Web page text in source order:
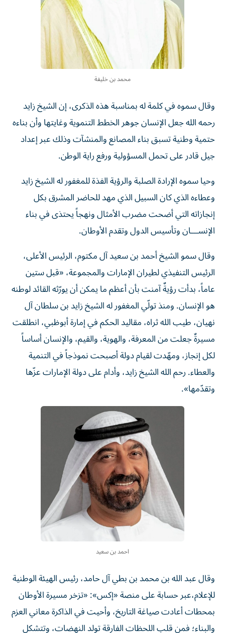
محمد بن خليفة
وقال سموه في كلمة له بمناسبة هذه الذكرى، إن الشيخ زايد
رحمه الله جعل الإنسان جوهر الخطط التنموية وغايتها وأن بناءه
حتمية وطنية تسبق بناء المصانع والمنشآت وذلك عبر إعداد
جيل قادر على تحمل المسؤولية ورفع راية الوطن.
وحيا سموه الإرادة الصلبة والرؤية الفذة للمغفور له الشيخ زايد
وعطاءه الذي كان السبيل الذي مهد للحاضر المشرق بكل
إنجازاته التي أضحت مضرب الأمثال ونهجاً يحتذى في بناء
الإنســـان وتأسيس الدول وتقدم الأوطان.
وقال سمو الشيخ أحمد بن سعيد آل مكتوم، الرئيس الأعلى،
الرئيس التنفيذي لطيران الإمارات والمجموعة، «قبل ستين
عاماً، بدأت رؤيةٌ آمنت بأن أعظم ما يمكن أن يورّثه القائد لوطنه
هو الإنسان. ومنذ تولّي المغفور له الشيخ زايد بن سلطان آل
نهيان، طيب الله ثراه، مقاليد الحكم في إمارة أبوظبي، انطلقت
مسيرةٌ جعلت من المعرفة، والهوية، والقيم، والإنسان أساساً
لكل إنجاز، ومهّدت لقيام دولة أصبحت نموذجاً في التنمية
والعطاء. رحم الله الشيخ زايد، وأدام على دولة الإمارات عزّها
وتقدّمها».
احمد بن سعيد
وقال عبد الله بن محمد بن بطي آل حامد، رئيس الهيئة الوطنية
للإعلام،عبر حسابة على منصة «إكس»: «تزخر مسيرة الأوطان
بمحطات أعادت صياغة التاريخ، وأحيت في الذاكرة معاني العزم
والبناء؛ فمن قلب اللحظات الفارقة تولد النهضات، وتتشكل